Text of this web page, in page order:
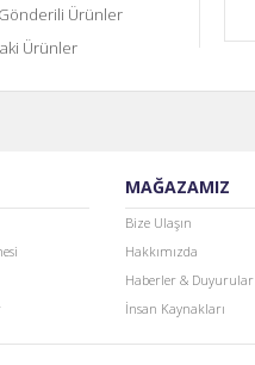
Gönderili Ürünler
Ürünler
MAĞAZAMIZ
Bize Ulaşın
Hakkımızda
Haberler & Duyurular
İnsan Kaynakları